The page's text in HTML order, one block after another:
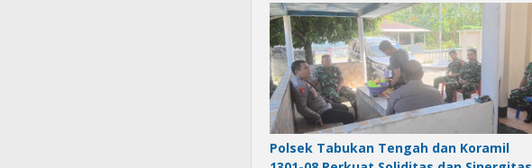
Polsek Tabukan Tengah dan Koramil